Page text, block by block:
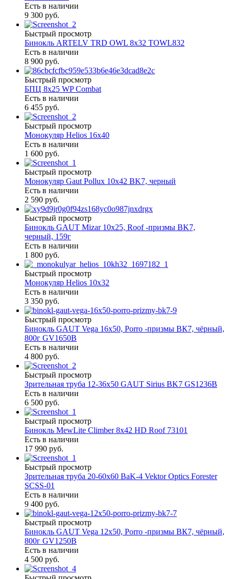
Есть в наличии
9 300 руб.
Быстрый просмотр
Бинокль ARTELV TRD OWL 8x32 TOWL832
Есть в наличии
8 900 руб.
Быстрый просмотр
БПЦ 8x25 WP Combat
Есть в наличии
6 455 руб.
Быстрый просмотр
Монокуляр Helios 16х40
Есть в наличии
1 600 руб.
Быстрый просмотр
Монокуляр Gaut Pollux 10х42 BK7, черный
Есть в наличии
2 590 руб.
Быстрый просмотр
Бинокль GAUT Mizar 10x25, Roof -призмы ВK7,
черный, 159г
Есть в наличии
1 800 руб.
Быстрый просмотр
Монокуляр Helios 10х32
Есть в наличии
3 350 руб.
Быстрый просмотр
Бинокль GAUT Vega 16x50, Porro -призмы ВК7, чёрный,
800г GV1650B
Есть в наличии
4 800 руб.
Быстрый просмотр
Зрительная труба 12-36х50 GAUT Sirius BK7 GS1236B
Есть в наличии
6 500 руб.
Быстрый просмотр
Бинокль MewLite Climber 8x42 HD Roof 73101
Есть в наличии
17 990 руб.
Быстрый просмотр
Зрительная труба 20-60х60 BaK-4 Vektor Optics Forester
SCSS-01
Есть в наличии
9 400 руб.
Быстрый просмотр
Бинокль GAUT Vega 12x50, Porro -призмы ВК7, чёрный,
800г GV1250B
Есть в наличии
4 500 руб.